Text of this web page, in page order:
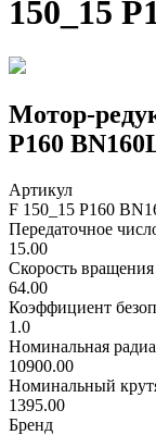
150_15
Мотор-
P160
Артикул
F 150_15 P160
Передаточное
15.00
Скорость вращения
64.00
Коэффициент
1.0
Номинальная
10900.00
Номинальный
1395.00
Бренд